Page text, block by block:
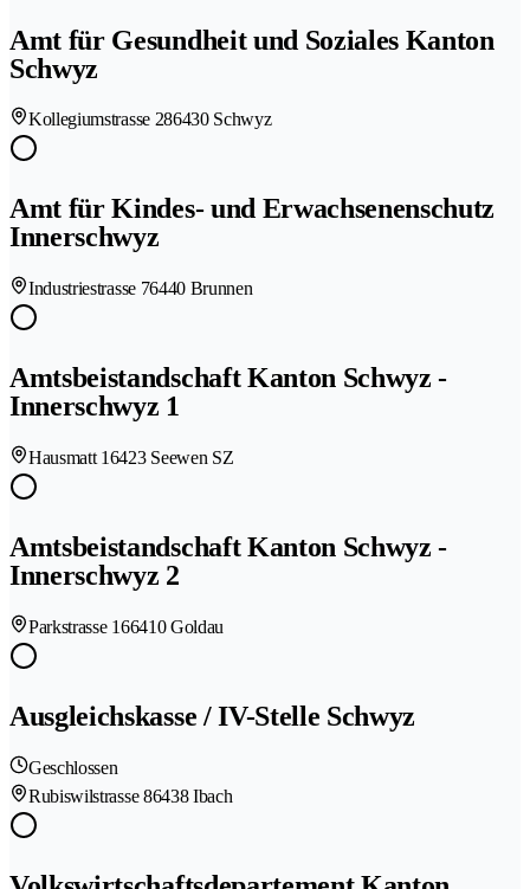
Amt für Gesundheit und Soziales Kanton
Schwyz
Kollegiumstrasse 286430 Schwyz
Amt für Kindes- und Erwachsenenschutz
Innerschwyz
Industriestrasse 76440 Brunnen
Amtsbeistandschaft Kanton Schwyz -
Innerschwyz 1
Hausmatt 16423 Seewen SZ
Amtsbeistandschaft Kanton Schwyz -
Innerschwyz 2
Parkstrasse 166410 Goldau
Ausgleichskasse / IV-Stelle Schwyz
Geschlossen
Rubiswilstrasse 86438 Ibach